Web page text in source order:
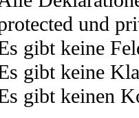
und
gibt keine
gibt keine
gibt keinen